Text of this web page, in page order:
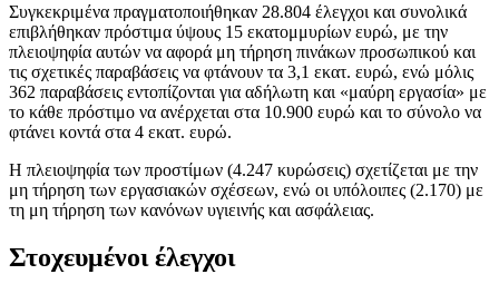
Συγκεκριμένα πραγματοποιήθηκαν 28.804 έλεγχοι και συνολικά
επιβλήθηκαν πρόστιμα ύψους 15 εκατομμυρίων ευρώ, με την
πλειοψηφία αυτών να αφορά μη τήρηση πινάκων προσωπικού και
τις σχετικές παραβάσεις να φτάνουν τα 3,1 εκατ. ευρώ, ενώ μόλις
362 παραβάσεις εντοπίζονται για αδήλωτη και «μαύρη εργασία» με
το κάθε πρόστιμο να ανέρχεται στα 10.900 ευρώ και το σύνολο να
φτάνει κοντά στα 4 εκατ. ευρώ.
Η πλειοψηφία των προστίμων (4.247 κυρώσεις) σχετίζεται με την
μη τήρηση των εργασιακών σχέσεων, ενώ οι υπόλοιπες (2.170) με
τη μη τήρηση των κανόνων υγιεινής και ασφάλειας.
Στοχευμένοι έλεγχοι